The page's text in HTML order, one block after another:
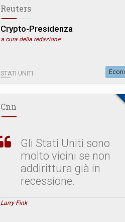
Reuters
Crypto-Presidenza
a cura della redazione
STATI UNITI
Cnn
Gli Stati Uniti sono
molto vicini se non
addirittura già in
recessione.
Larry Fink